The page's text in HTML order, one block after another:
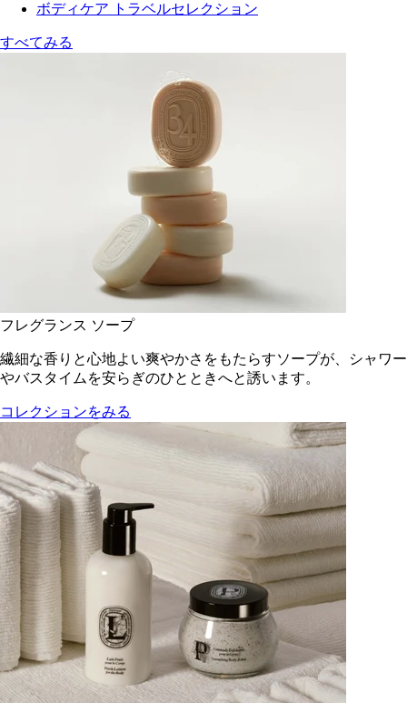
ボディケア トラベルセレクション
すべてみる
フレグランス ソープ
繊細な香りと心地よい爽やかさをもたらすソープが、シャワー
やバスタイムを安らぎのひとときへと誘います。
コレクションをみる